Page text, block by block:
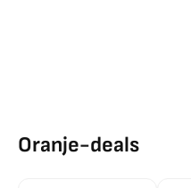
Oranje-deals